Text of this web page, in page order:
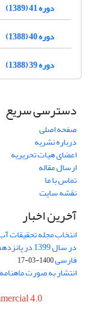
دوره 41 (1389)
دوره 40 (1388)
دوره 39 (1388)
دسترسی سریع
صفحه اصلی
درباره نشریه
اعضای هیات تحریریه
ارسال مقاله
تماس با ما
نقشه سایت
آخرین اخبار
انتخاب مجله تحقیقات
در سال
فارسی1400-03-17
انتشار به صورت ماهنامه
4.0